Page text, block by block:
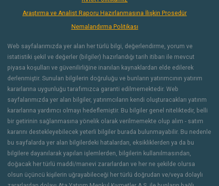
Araştırma ve Analist Raporu Hazırlanmasına İlişkin Prosedür
Nemalandırma Politikası
Web sayfalarımızda yer alan her türlü bilgi, değerlendirme, yorum ve
istatistiki şekil ve değerler (bilgiler) hazırlandığı tarih itibarı ile mevcut
piyasa koşulları ve güvenilirliğine inanılan kaynaklardan elde edilerek
derlenmiştir. Sunulan bilgilerin doğruluğu ve bunların yatırımcının yatırım
kararlarına uygunluğu tarafımızca garanti edilmemektedir. Web
sayfalarımızda yer alan bilgiler, yatırımcıların kendi oluşturacakları yatırım
kararlarına yardımcı olmayı hedeflemiştir. Bu bilgiler genel niteliktedir, belli
bir getirinin sağlanmasına yönelik olarak verilmemekte olup alım - satım
kararını destekleyebilecek yeterli bilgiler burada bulunmayabilir. Bu nedenle
bu sayfalarda yer alan bilgilerdeki hatalardan, eksikliklerden ya da bu
bilgilere dayanılarak yapılan işlemlerden, bilgilerin kullanılmasından,
doğacak her türlü maddi/manevi zararlardan ve her ne şekilde olursa
olsun üçüncü kişilerin uğrayabileceği her türlü doğrudan ve/veya dolaylı